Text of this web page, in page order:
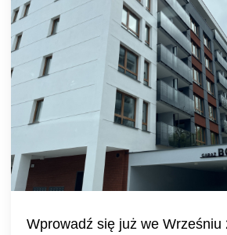
Wprowadź się już we Wrześniu